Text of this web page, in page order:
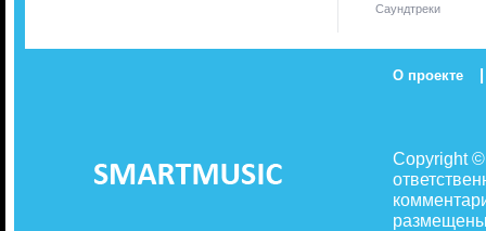
Саундтреки
О проекте |
Copyright
размещены